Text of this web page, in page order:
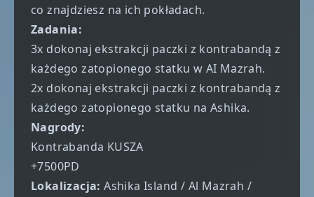
co znajdziesz na ich pokładach.
Zadania:
3x dokonaj ekstrakcji paczki z kontrabandą z
każdego zatopionego statku w AI Mazrah.
2x dokonaj ekstrakcji paczki z kontrabandą z
każdego zatopionego statku na Ashika.
Nagrody:
Kontrabanda KUSZA
+7500PD
Lokalizacja:Ashika Island / Al Mazrah /